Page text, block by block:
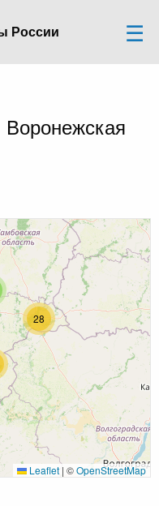
России
28
Leaflet | ©OpenStreetMap